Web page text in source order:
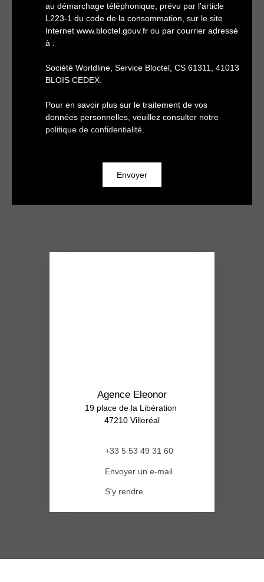
au démarchage téléphonique, prévu par l'article
L223-1 du code de la consommation, sur le site
Internet www.bloctel.gouv.fr ou par courrier adressé
à :
Société Worldline, Service Bloctel, CS 61311, 41013
BLOIS CEDEX.
Pour en savoir plus sur le traitement de vos
données personnelles, veuillez consulter notre
politique de confidentialité.
Envoyer
Agence Eleonor
19 place de la Libération
47210 Villeréal
+33 5 53 49 31 60
Envoyer un e-mail
S'y rendre